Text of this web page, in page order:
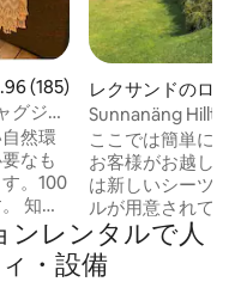
ュー185件、5つ星中4.96つ
(185)
グジ
然環
なも
。100
まで
-ファル
スキー
レクサンドのログ
Sunnanäng
しめる快適な宿泊
ここでは簡単に楽
お客様がお越しに
は新しいシーツが
ルが用意されています。 こ
は、新しく改装さ
チンを備えた27
心地の良いコテー
ンレンタルで人
・設備